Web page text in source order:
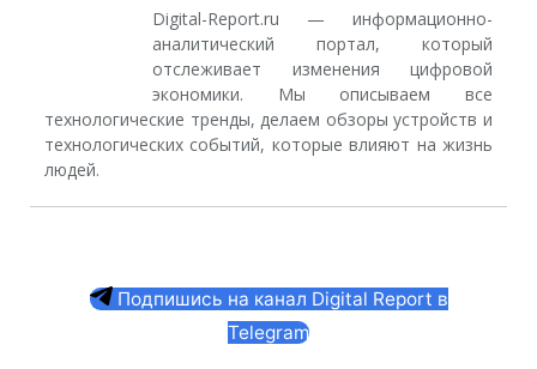
Digital-Report.ru — информационно-
аналитический портал, который
отслеживает изменения цифровой
экономики. Мы описываем все
технологические тренды, делаем обзоры устройств и
технологических событий, которые влияют на жизнь
людей.
Подпишись на канал Digital Report в
Telegram